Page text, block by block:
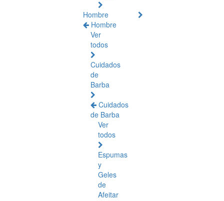
Hombre
Hombre
Ver
todos
Cuidados
de
Barba
Cuidados
de Barba
Ver
todos
Espumas
y
Geles
de
Afeitar